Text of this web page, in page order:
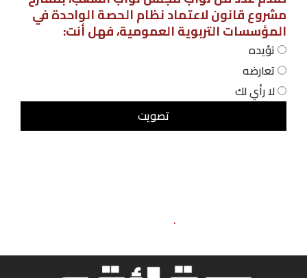
مشروع قانون لاعتماد نظام الحصة الواحدة في
المؤسسات التربوية العمومية، فهل أنت:
تؤيده
تعارضه
لا رأي لك